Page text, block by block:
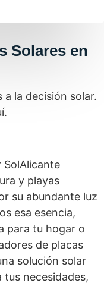
Solares en
la decisión solar.
SolAlicante
y playas
su abundante luz
esa esencia,
para tu hogar o
de placas
solución solar
necesidades,